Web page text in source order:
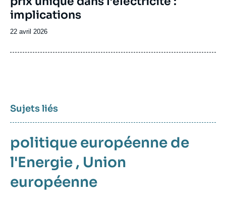
implications
Date
publication
22 avril 2026
Sujets liés
politique européenne de
l'Energie , Union
européenne